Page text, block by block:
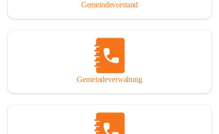
Gemeindevorstand
Gemeindeverwaltung